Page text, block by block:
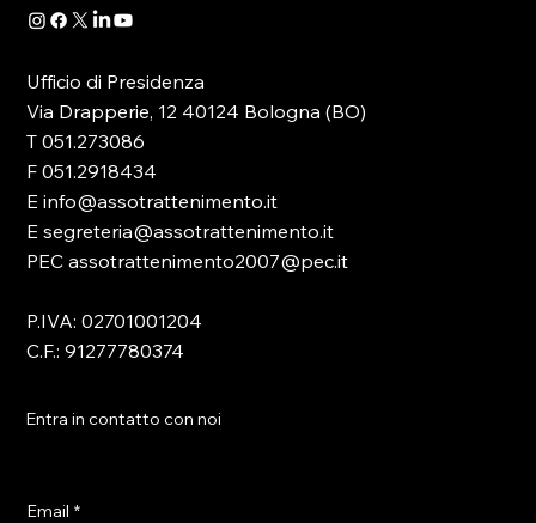
Ufficio di Presidenza
Via Drapperie, 12 40124 Bologna (BO)
T 051.273086
F 051.2918434
E info@assotrattenimento.it
E segreteria@assotrattenimento.it
PEC assotrattenimento2007@pec.it
P.IVA: 02701001204
C.F.: 91277780374
Entra in contatto con noi
Email *